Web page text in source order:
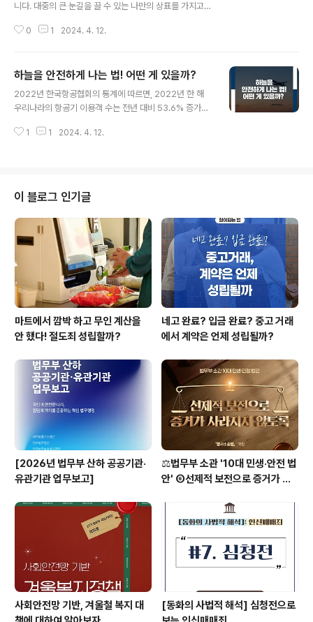
니다. 대중의 큰 눈길을 끌 수 있는 나만의 상표를 가지고
만큼 상표는 중요하기에 상표 사용에 독점권을 부여할 수
표법 제1조(목적) 이 법은 상표를 보호함으로써 상표 사용
자의 업무상 신용 유지를 도모하여 산업발전에 이바지하고
수요자의 이익을 보호함을 목적으로 한다. 오늘은 여러분
려드리려고 합니다. 그럼 먼저 사례 하나를 살펴볼까요? *
0 1 2024. 4. 12.
하늘을 안전하게 나는 법! 어떤 게 있을까?
2022년 한국항공협회의 통계에 따르면, 2022년 한 해
우리나라의 항공기 이용객 수는 전년 대비 53.6% 증가한
시 항공기를 통한 국내외의 교류가 활성화되며 국내 항공
법무부의 자료에 따르면, 2023년 상반기에 항공보안법 위
반으로 처분을 받은 사람은 168명으로, 항공기 안팎에서
벌어지는 항공 범죄는 꾸준히 증가세를 보이고 있습니다.
항공기 내에서의 범죄행위는 수많은 이용객들의 안전을 담
보로 하는 테러행위와도 같은데요, 그렇다면 위험천만한
하늘길에서 국민의 안전을 지키는 법..
1 1 2024. 4. 12.
이 블로그 인기글
마트에서 깜박 하고 무인 계산을
안 했다! 절도죄 성립할까?
네고 완료? 입금 완료? 중고 거래
에서 계약은 언제 성립될까?
[2026년 법무부 산하 공공기관·
유관기관 업무보고]
⚖️법무부 소관 '10대 민생·안전 법
안' ⑥선제적 보전으로 증거가 사
사회안전망 기반, 겨울철 복지 대
[동화의 사법적 해석] 심청전으로